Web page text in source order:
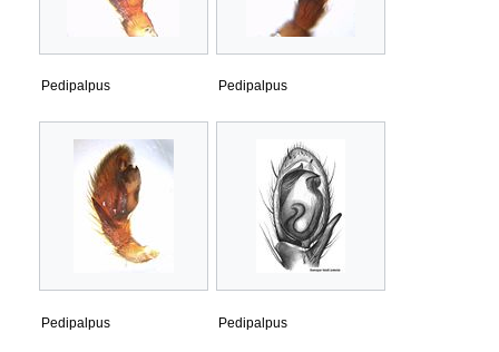
Pedipalpus Pedipalpus
Pedipalpus Pedipalpus